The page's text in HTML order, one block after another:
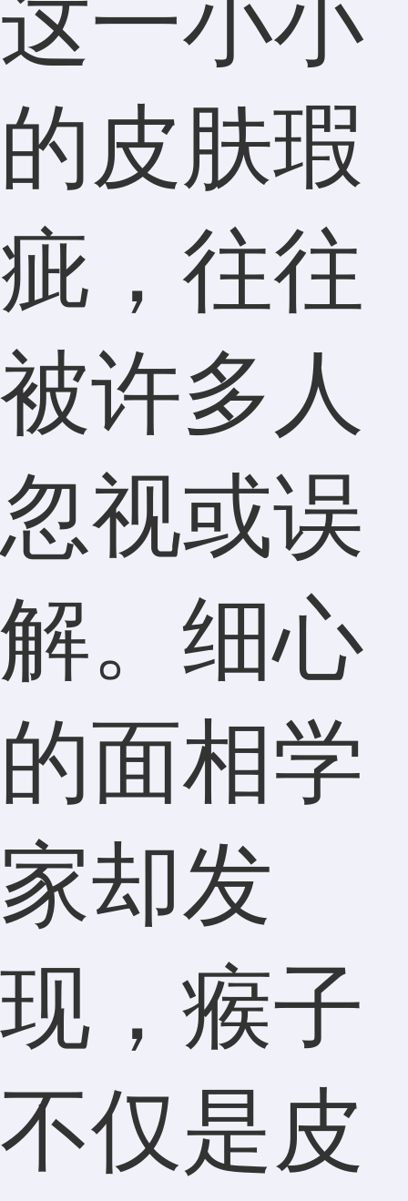
这一小小
的皮肤瑕
疵，往往
被许多人
忽视或误
解。细心
的面相学
家却发
现，瘊子
不仅是皮